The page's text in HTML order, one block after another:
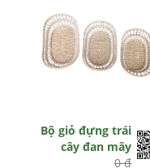
Bộ giỏ đựng trái
cây đan mây
0 đ